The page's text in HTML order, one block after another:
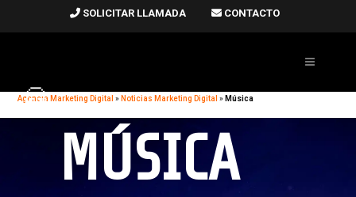
SOLICITAR LLAMADA CONTACTO
Agencia Marketing Digital » Noticias Marketing Digital » Música
MÚSICA